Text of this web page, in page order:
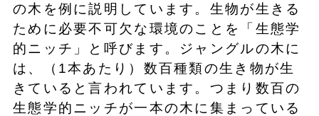
の木を例に説明しています。生物が生きる
ために必要不可欠な環境のことを「生態学
的ニッチ」と呼びます。ジャングルの木に
は、（1本あたり）数百種類の生き物が生
きていると言われています。つまり数百の
生態学的ニッチが一本の木に集まっている